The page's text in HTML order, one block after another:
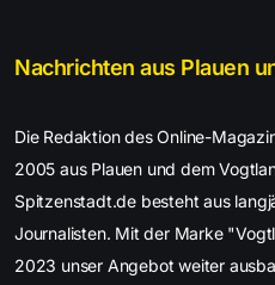
Nachrichten aus Plauen
Die Redaktion des Online-
2005 aus Plauen und dem
Spitzenstadt.de besteht aus
Journalisten. Mit der Marke
2023 unser Angebot weiter